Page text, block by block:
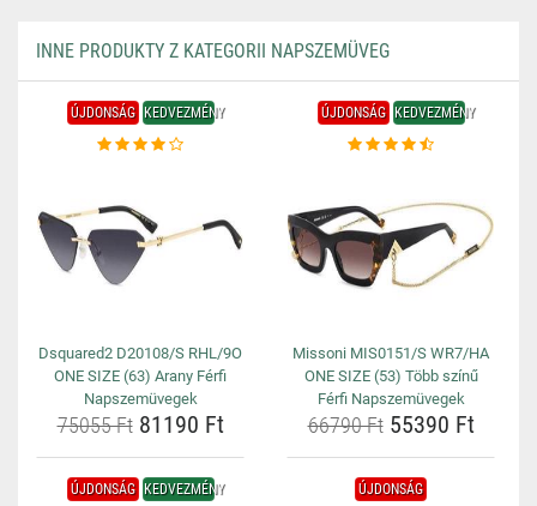
INNE PRODUKTY Z KATEGORII NAPSZEMÜVEG
ÚJDONSÁG KEDVEZMÉNY
Dsquared2 D20108/S RHL/9O
ONE SIZE (63) Arany Férfi
Napszemüvegek
75055 Ft81190 Ft
ÚJDONSÁG KEDVEZMÉNY
Missoni MIS0151/S WR7/HA
ONE SIZE (53) Több színű
Férfi Napszemüvegek
66790 Ft55390 Ft
ÚJDONSÁG KEDVEZMÉNY ÚJDONSÁG